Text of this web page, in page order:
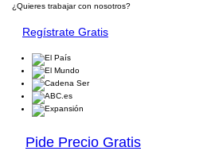
¿Quieres trabajar con nosotros?
Regístrate Gratis
Pide Precio Gratis